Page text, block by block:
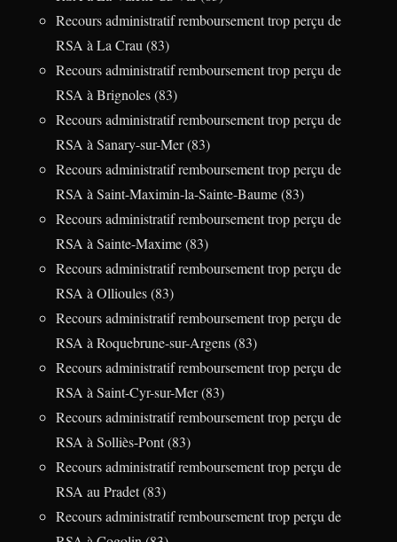
Recours administratif remboursement trop perçu de
RSA à La Crau (83)
Recours administratif remboursement trop perçu de
RSA à Brignoles (83)
Recours administratif remboursement trop perçu de
RSA à Sanary-sur-Mer (83)
Recours administratif remboursement trop perçu de
RSA à Saint-Maximin-la-Sainte-Baume (83)
Recours administratif remboursement trop perçu de
RSA à Sainte-Maxime (83)
Recours administratif remboursement trop perçu de
RSA à Ollioules (83)
Recours administratif remboursement trop perçu de
RSA à Roquebrune-sur-Argens (83)
Recours administratif remboursement trop perçu de
RSA à Saint-Cyr-sur-Mer (83)
Recours administratif remboursement trop perçu de
RSA à Solliès-Pont (83)
Recours administratif remboursement trop perçu de
RSA au Pradet (83)
Recours administratif remboursement trop perçu de